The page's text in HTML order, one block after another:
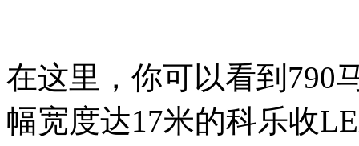
在这里，你可以看到790
幅宽度达17米的科乐收